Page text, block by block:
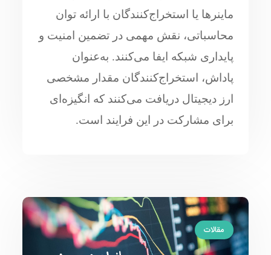
ماینرها یا استخراج‌کنندگان با ارائه توان
محاسباتی، نقش مهمی در تضمین امنیت و
پایداری شبکه ایفا می‌کنند. به‌عنوان
پاداش، استخراج‌کنندگان مقدار مشخصی
ارز دیجیتال دریافت می‌کنند که انگیزه‌ای
برای مشارکت در این فرایند است.
مقالات